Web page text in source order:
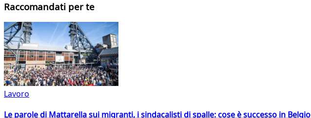
Raccomandati per te
Lavoro
Le parole di Mattarella sui migranti, i sindacalisti di spalle: cose è successo in Belgio